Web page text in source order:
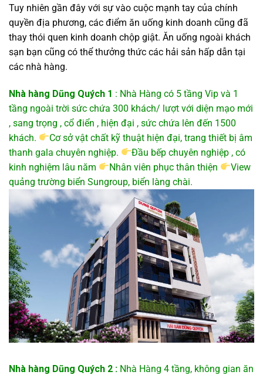
Tuy nhiên gần đây với sự vào cuộc mạnh tay của chính
quyền địa phương, các điểm ăn uống kinh doanh cũng đã
thay thói quen kinh doanh chộp giật. Ăn uống ngoài khách
sạn bạn cũng có thể thưởng thức các hải sản hấp dẫn tại
các nhà hàng.
Nhà hàng Dũng Quých 1 : Nhà Hàng có 5 tầng Vip và 1
tầng ngoài trời sức chứa 300 khách/ lượt với diện mạo mới
, sang trọng , cổ điển , hiện đại , sức chứa lên đến 1500
khách.
Cơ sở vật chất kỹ thuật hiện đại, trang thiết bị âm
thanh gala chuyên nghiệp.
Đầu bếp chuyên nghiệp , có
kinh nghiệm lâu năm
Nhân viên phục thân thiện
View
quảng trường biển Sungroup, biển làng chài.
Nhà hàng Dũng Quých 2 : Nhà Hàng 4 tầng, không gian ăn